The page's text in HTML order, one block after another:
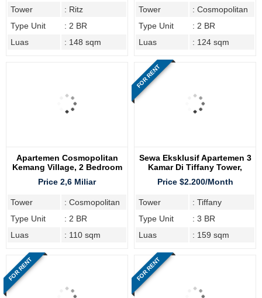
Tower
: Ritz
Type Unit
: 2 BR
Luas
: 148 sqm
Tower
: Cosmopolitan
Type Unit
: 2 BR
Luas
: 124 sqm
Apartemen Cosmopolitan
Kemang Village, 2 Bedroom
Price 2,6 Miliar
Tower
: Cosmopolitan
Type Unit
: 2 BR
Luas
: 110 sqm
FOR RENT
Sewa Eksklusif Apartemen 3
Kamar Di Tiffany Tower,
Kemang Village Residence
Price $2.200/Month
Tower
: Tiffany
Type Unit
: 3 BR
Luas
: 159 sqm
FOR RENT FOR RENT